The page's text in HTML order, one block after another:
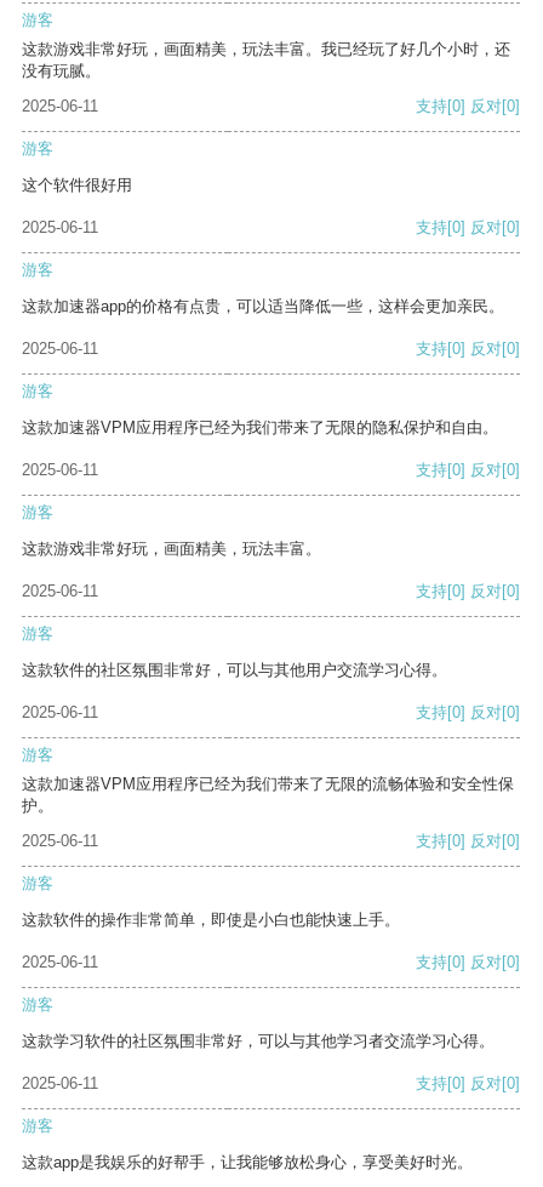
游客
这款游戏非常好玩，画面精美，玩法丰富。我已经玩了好几个小时，还
没有玩腻。
2025-06-11
支持[0] 反对[0]
游客
这个软件很好用
2025-06-11 支持[0] 反对[0]
游客
这款加速器app的价格有点贵，可以适当降低一些，这样会更加亲民。
2025-06-11 支持[0] 反对[0]
游客
这款加速器VPM应用程序已经为我们带来了无限的隐私保护和自由。
2025-06-11 支持[0] 反对[0]
游客
这款游戏非常好玩，画面精美，玩法丰富。
2025-06-11 支持[0] 反对[0]
游客
这款软件的社区氛围非常好，可以与其他用户交流学习心得。
2025-06-11 支持[0] 反对[0]
游客
这款加速器VPM应用程序已经为我们带来了无限的流畅体验和安全性保
护。
2025-06-11
支持[0] 反对[0]
游客
这款软件的操作非常简单，即使是小白也能快速上手。
2025-06-11 支持[0] 反对[0]
游客
这款学习软件的社区氛围非常好，可以与其他学习者交流学习心得。
2025-06-11 支持[0] 反对[0]
游客
这款app是我娱乐的好帮手，让我能够放松身心，享受美好时光。